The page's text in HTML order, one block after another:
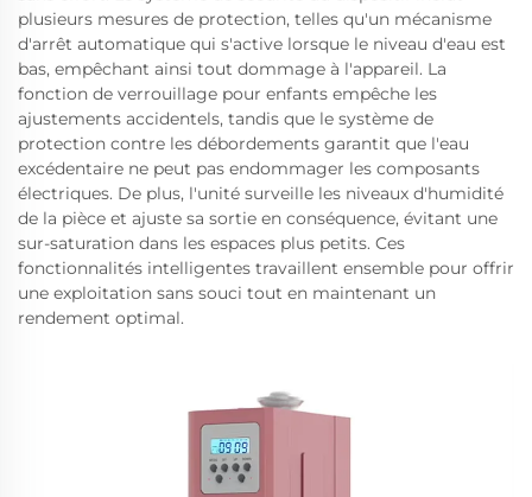
plusieurs mesures de protection, telles qu'un mécanisme
d'arrêt automatique qui s'active lorsque le niveau d'eau est
bas, empêchant ainsi tout dommage à l'appareil. La
fonction de verrouillage pour enfants empêche les
ajustements accidentels, tandis que le système de
protection contre les débordements garantit que l'eau
excédentaire ne peut pas endommager les composants
électriques. De plus, l'unité surveille les niveaux d'humidité
de la pièce et ajuste sa sortie en conséquence, évitant une
sur-saturation dans les espaces plus petits. Ces
fonctionnalités intelligentes travaillent ensemble pour offrir
une exploitation sans souci tout en maintenant un
rendement optimal.